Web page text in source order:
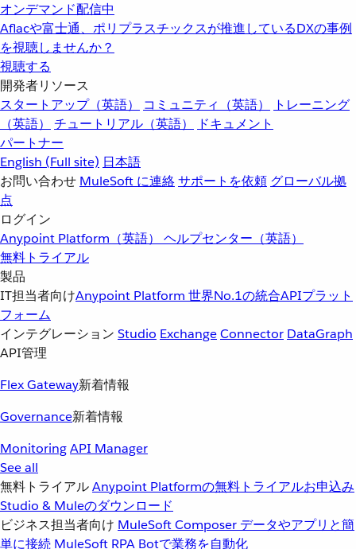
オンデマンド配信中
Aflacや富士通、ポリプラスチックスが推進しているDXの事例
を視聴しませんか？
視聴する
開発者リソース
スタートアップ（英語）
コミュニティ（英語）
トレーニング
（英語）
チュートリアル（英語）
ドキュメント
パートナー
English (Full site) 日本語
お問い合わせ MuleSoft に連絡サポートを依頼 グローバル拠
点
ログイン
Anypoint Platform（英語） ヘルプセンター（英語）
無料トライアル
製品
IT担当者向けAnypoint Platform 世界No.1の統合APIプラット
フォーム
インテグレーション Studio ExchangeConnector DataGraph
API管理
Flex Gateway新着情報
Governance新着情報
MonitoringAPI Manager
See all
無料トライアルAnypoint Platformの無料トライアルお申込み
Studio & Muleのダウンロード
ビジネス担当者向け MuleSoft Composer データやアプリと簡
単に接続 MuleSoft RPA Botで業務を自動化